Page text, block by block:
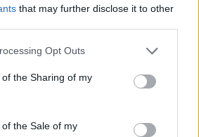
that may further disclose it to other
app uses one or more Google
or usage behaviour. You may click to
to Google and its third-party tags to
specified purposes in below Google
Opt Outs
the Sharing of my
the Sale of my